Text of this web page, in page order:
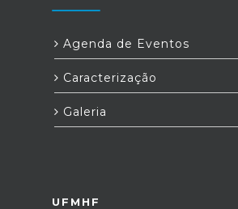
Agenda de Eventos
Caracterização
Galeria
UFMHF